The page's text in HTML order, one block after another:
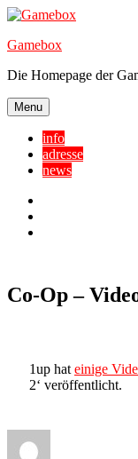
Skip
content
Gamebox
Die Homepage der
Menu
info
adresse
news
Co-Op –
1up hat einige
2‘ veröffentlicht.